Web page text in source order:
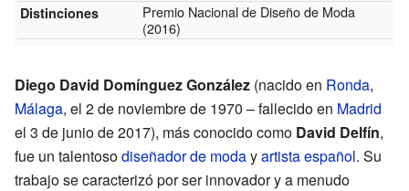
Distinciones
Premio Nacional de Diseño de Moda
(2016)
Diego David Domínguez González (nacido en Ronda,
Málaga, el 2 de noviembre de 1970 – fallecido en Madrid
el 3 de junio de 2017), más conocido como David Delfín,
fue un talentosodiseñador de modayartistaespañol. Su
trabajo se caracterizó por ser innovador y a menudo